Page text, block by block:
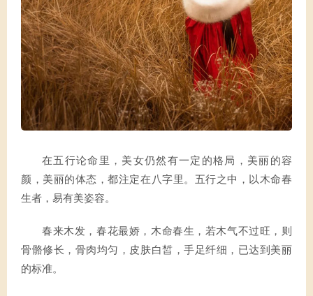
在五行论命里，美女仍然有一定的格局，美丽的容
颜，美丽的体态，都注定在八字里。五行之中，以木命春
生者，易有美姿容。
春来木发，春花最娇，木命春生，若木气不过旺，则
骨骼修长，骨肉均匀，皮肤白皙，手足纤细，已达到美丽
的标准。